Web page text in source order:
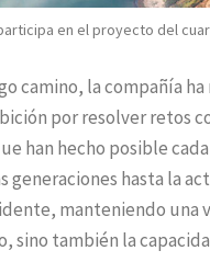
en el proyecto del
camino, la compañía
por resolver retos
han hecho posible
generaciones hasta la
manteniendo una
sino también la